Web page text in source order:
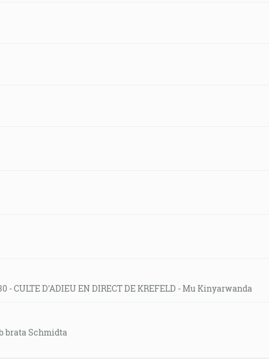
- CULTE D'ADIEU EN DIRECT DE KREFELD - Mu Kinyarwanda
brata Schmidta